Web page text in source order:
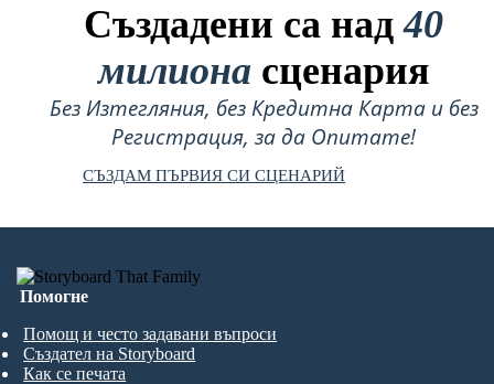
Създадени са над40
милиона сценария
Без Изтегляния, без Кредитна Карта и без
Регистрация, за да Опитате!
СЪЗДАМ ПЪРВИЯ СИ СЦЕНАРИЙ
Помогне
Помощ и често задавани въпроси
Създател на Storyboard
Как се печата